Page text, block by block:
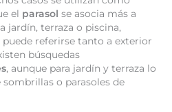
el parasol se asocia más a
jardín, terraza o piscina,
referirse tanto a exterior
búsquedas
, aunque para jardín y terraza lo
o parasoles de